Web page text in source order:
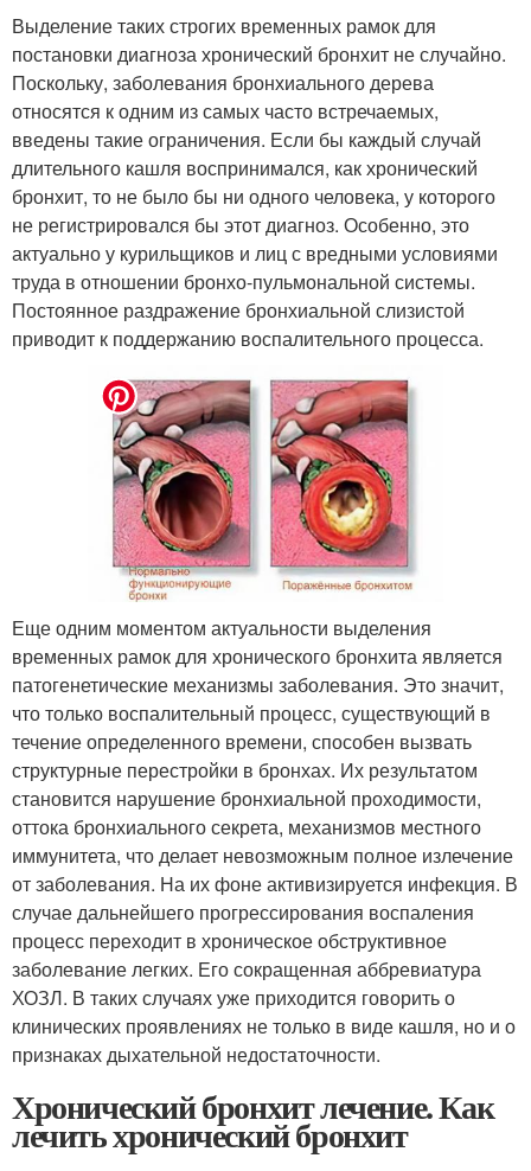
Выделение таких строгих временных рамок для
постановки диагноза хронический бронхит не случайно.
Поскольку, заболевания бронхиального дерева
относятся к одним из самых часто встречаемых,
введены такие ограничения. Если бы каждый случай
длительного кашля воспринимался, как хронический
бронхит, то не было бы ни одного человека, у которого
не регистрировался бы этот диагноз. Особенно, это
актуально у курильщиков и лиц с вредными условиями
труда в отношении бронхо-пульмональной системы.
Постоянное раздражение бронхиальной слизистой
приводит к поддержанию воспалительного процесса.
Еще одним моментом актуальности выделения
временных рамок для хронического бронхита является
патогенетические механизмы заболевания. Это значит,
что только воспалительный процесс, существующий в
течение определенного времени, способен вызвать
структурные перестройки в бронхах. Их результатом
становится нарушение бронхиальной проходимости,
оттока бронхиального секрета, механизмов местного
иммунитета, что делает невозможным полное излечение
от заболевания. На их фоне активизируется инфекция. В
случае дальнейшего прогрессирования воспаления
процесс переходит в хроническое обструктивное
заболевание легких. Его сокращенная аббревиатура
ХОЗЛ. В таких случаях уже приходится говорить о
клинических проявлениях не только в виде кашля, но и о
признаках дыхательной недостаточности.
Хронический бронхит лечение. Как
лечить хронический бронхит